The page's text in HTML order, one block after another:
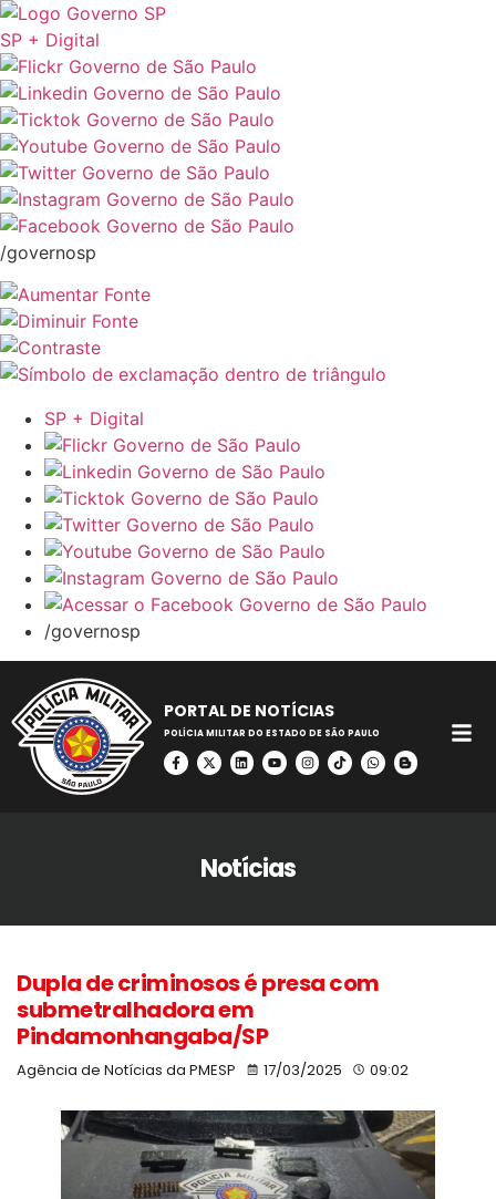
SP + Digital
/governosp
SP + Digital
/governosp
PORTAL DE NOTÍCIAS
POLÍCIA MILITAR DO ESTADO DE SÃO PAULO
Notícias
Dupla de criminosos é presa com
submetralhadora em
Pindamonhangaba/SP
Agência de Notícias da PMESP 17/03/2025 09:02